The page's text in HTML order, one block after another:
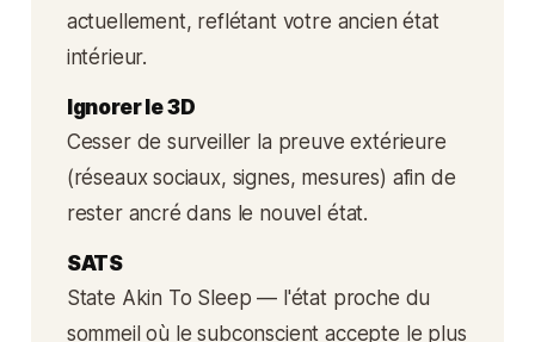
actuellement, reflétant votre ancien état
intérieur.
Ignorer le 3D
Cesser de surveiller la preuve extérieure
(réseaux sociaux, signes, mesures) afin de
rester ancré dans le nouvel état.
SATS
State Akin To Sleep — l'état proche du
sommeil où le subconscient accepte le plus